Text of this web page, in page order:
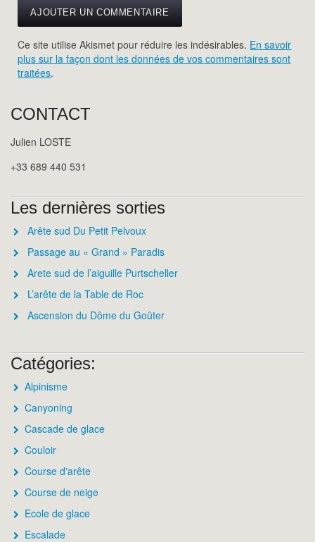
Ce site utilise Akismet pour réduire les indésirables. En savoir
plus sur la façon dont les données de vos commentaires sont
traitées.
CONTACT
Julien LOSTE
+33 689 440 531
Les dernières sorties
Arête sud Du Petit Pelvoux
Passage au « Grand » Paradis
Arete sud de l’aiguille Purtscheller
L’arête de la Table de Roc
Ascension du Dôme du Goûter
Catégories:
Alpinisme
Canyoning
Cascade de glace
Couloir
Course d'arête
Course de neige
Ecole de glace
Escalade